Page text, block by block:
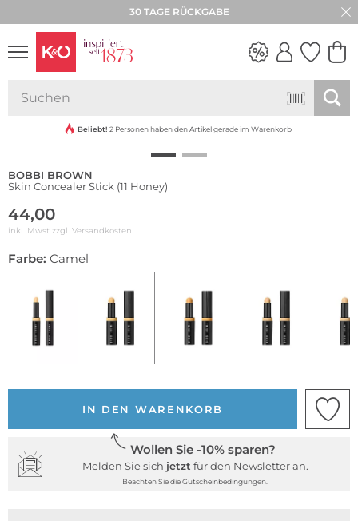
30 TAGE RÜCKGABE
Beliebt! 2 Personen haben den Artikel gerade im Warenkorb
BOBBI BROWN
Skin Concealer Stick (11 Honey)
44,00
inkl. Mwst zzgl. Versandkosten
Farbe: Camel
IN DEN WARENKORB
Wollen Sie -10% sparen?
Melden Sie sich jetzt für den Newsletter an.
Beachten Sie die Gutscheinbedingungen.